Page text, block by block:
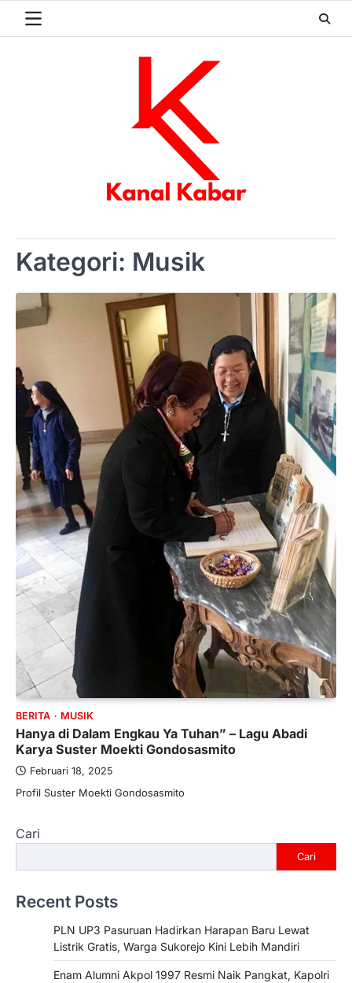
Kategori: Musik
BERITA MUSIK
Hanya di Dalam Engkau Ya Tuhan” – Lagu Abadi
Karya Suster Moekti Gondosasmito
Februari 18, 2025
Profil Suster Moekti Gondosasmito
Cari
Cari
Recent Posts
PLN UP3 Pasuruan Hadirkan Harapan Baru Lewat
Listrik Gratis, Warga Sukorejo Kini Lebih Mandiri
Enam Alumni Akpol 1997 Resmi Naik Pangkat, Kapolri